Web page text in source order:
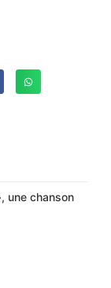
une chanson